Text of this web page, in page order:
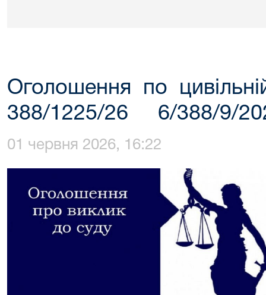
Оголошення по
388/1225/26 6/388/9/
01 червня 2026, 16:22